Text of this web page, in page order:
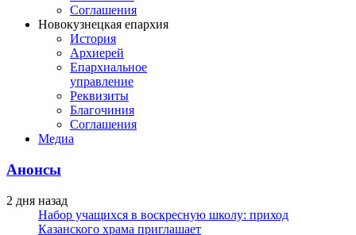
Соглашения
Новокузнецкая епархия
История
Архиерей
Епархиальное
управление
Реквизиты
Благочиния
Соглашения
Медиа
Анонсы
2 дня назад
Набор учащихся в воскресную школу: приход
Казанского храма приглашает